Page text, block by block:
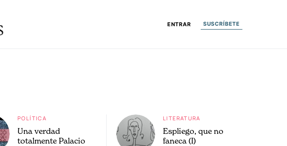
ENTRAR SUSCRÍBETE
POLÍTICA
Una verdad
totalmente Palacio
LITERATURA
Espliego, que no
faneca (I)